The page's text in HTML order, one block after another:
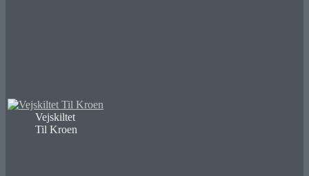
Vejskiltet
Til Kroen